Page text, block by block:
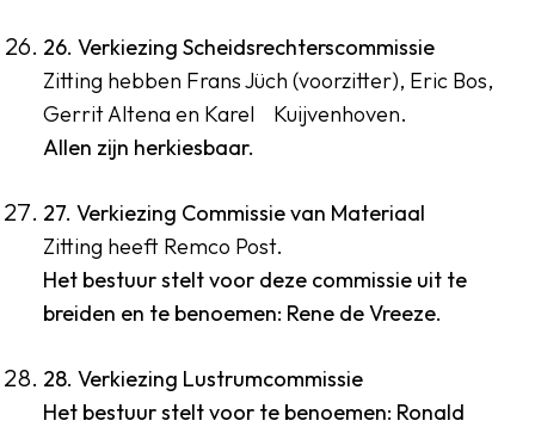
26. Verkiezing Scheidsrechterscommissie
Zitting hebben Frans Jüch (voorzitter), Eric Bos,
Gerrit Altena en Karel Kuijvenhoven.
Allen zijn herkiesbaar.
27. Verkiezing Commissie van Materiaal
Zitting heeft Remco Post.
Het bestuur stelt voor deze commissie uit te
breiden en te benoemen: Rene de Vreeze.
28. Verkiezing Lustrumcommissie
Het bestuur stelt voor te benoemen: Ronald